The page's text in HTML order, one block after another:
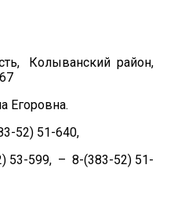
Колыванский район,
Егоровна.
52) 51-640,
53-599, – 8-(383-52) 51-